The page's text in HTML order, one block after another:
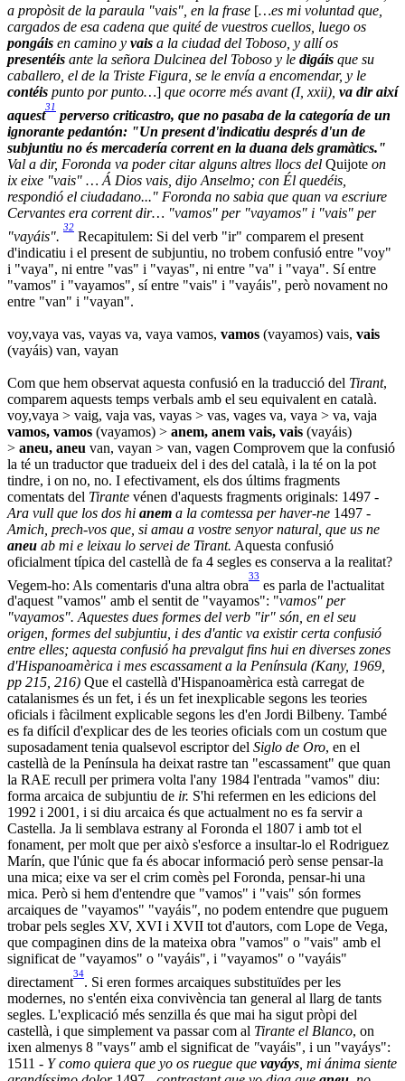
a propòsit de la paraula "vais", en la frase […es mi voluntad que,
cargados de esa cadena que quité de vuestros cuellos, luego os
pongáis en camino y vais a la ciudad del Toboso, y allí os
presentéis ante la señora Dulcinea del Toboso y le digáis que su
caballero, el de la Triste Figura, se le envía a encomendar, y le
contéis punto por punto…] que ocorre més avant (I, xxii), va dir així
aquest
31
perverso criticastro, que no pasaba de la categoría de un
ignorante pedantón: "Un present d'indicatiu després d'un de
subjuntiu no és mercadería corrent en la duana dels gramàtics."
Val a dir, Foronda va poder citar alguns altres llocs del Quijote on
ix eixe "vais" … Á Dios vais, dijo Anselmo; con Él quedéis,
respondió el ciudadano..." Foronda no sabia que quan va escriure
Cervantes era corrent dir… "vamos" per "vayamos" i "vais" per
"vayáis".
32
Recapitulem: Si del verb "ir" comparem el present
d'indicatiu i el present de subjuntiu, no trobem confusió entre "voy"
i "vaya", ni entre "vas" i "vayas", ni entre "va" i "vaya". Sí entre
"vamos" i "vayamos", sí entre "vais" i "vayáis", però novament no
entre "van" i "vayan".
voy,vaya vas, vayas va, vaya vamos, vamos (vayamos) vais, vais
(vayáis) van, vayan
Com que hem observat aquesta confusió en la traducció del Tirant,
comparem aquests temps verbals amb el seu equivalent en català.
voy,vaya > vaig, vaja vas, vayas > vas, vages va, vaya > va, vaja
vamos, vamos (vayamos) > anem, anem vais, vais (vayáis)
> aneu, aneu van, vayan > van, vagen Comprovem que la confusió
la té un traductor que tradueix del i des del català, i la té on la pot
tindre, i on no, no. I efectivament, els dos últims fragments
comentats del Tirante vénen d'aquests fragments originals: 1497 -
Ara vull que los dos hi anem a la comtessa per haver-ne 1497 -
Amich, prech-vos que, si amau a vostre senyor natural, que us ne
aneu ab mi e leixau lo servei de Tirant. Aquesta confusió
oficialment típica del castellà de fa 4 segles es conserva a la realitat?
Vegem-ho: Als comentaris d'una altra obra
33
es parla de l'actualitat
d'aquest "vamos" amb el sentit de "vayamos": "vamos" per
"vayamos". Aquestes dues formes del verb "ir" són, en el seu
origen, formes del subjuntiu, i des d'antic va existir certa confusió
entre elles; aquesta confusió ha prevalgut fins hui en diverses zones
d'Hispanoamèrica i mes escassament a la Península (Kany, 1969,
pp 215, 216) Que el castellà d'Hispanoamèrica està carregat de
catalanismes és un fet, i és un fet inexplicable segons les teories
oficials i fàcilment explicable segons les d'en Jordi Bilbeny. També
es fa difícil d'explicar des de les teories oficials com un costum que
suposadament tenia qualsevol escriptor del Siglo de Oro, en el
castellà de la Península ha deixat rastre tan "escassament" que quan
la RAE recull per primera volta l'any 1984 l'entrada "vamos" diu:
forma arcaica de subjuntiu de ir. S'hi refermen en les edicions del
1992 i 2001, i si diu arcaica és que actualment no es fa servir a
Castella. Ja li semblava estrany al Foronda el 1807 i amb tot el
fonament, per molt que per això s'esforce a insultar-lo el Rodriguez
Marín, que l'únic que fa és abocar informació però sense pensar-la
una mica; eixe va ser el crim comès pel Foronda, pensar-hi una
mica. Però si hem d'entendre que "vamos" i "vais" són formes
arcaiques de "vayamos" "vayáis", no podem entendre que puguem
trobar pels segles XV, XVI i XVII tot d'autors, com Lope de Vega,
que compaginen dins de la mateixa obra "vamos" o "vais" amb el
significat de "vayamos" o "vayáis", i "vayamos" o "vayáis"
directament
34
. Si eren formes arcaiques substituïdes per les
modernes, no s'entén eixa convivència tan general al llarg de tants
segles. L'explicació més senzilla és que mai ha sigut pròpi del
castellà, i que simplement va passar com al Tirante el Blanco, on
ixen almenys 8 "vays" amb el significat de "vayáis", i un "vayáys":
1511 - Y como quiera que yo os ruegue que vayáys , mi ánima siente